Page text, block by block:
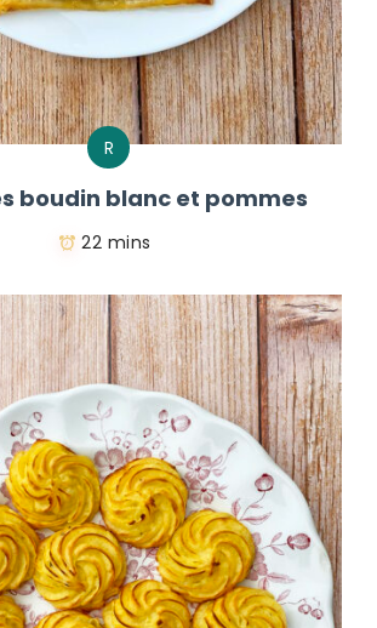
R
boudin blanc et pommes
22 mins